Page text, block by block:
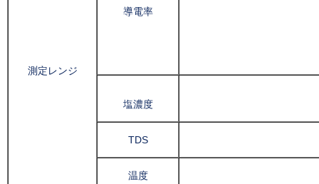
測定レンジ
導電率
塩濃度
TDS
温度